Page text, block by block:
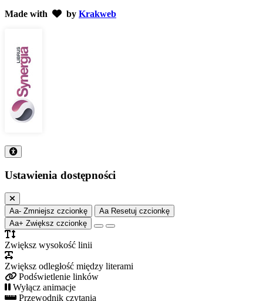
Made with
by Krakweb
Ustawienia dostępności
Aa- Zmniejsz czcionkę Aa Resetuj czcionkę
Aa+ Zwiększ czcionkę
Zwiększ wysokość linii
Zwiększ odległość między literami
Podświetlenie linków
Wyłącz animacje
Przewodnik czytania